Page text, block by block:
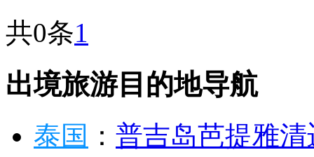
共0条1
出境旅游目的地导航
泰国 ： 普吉岛芭提雅清